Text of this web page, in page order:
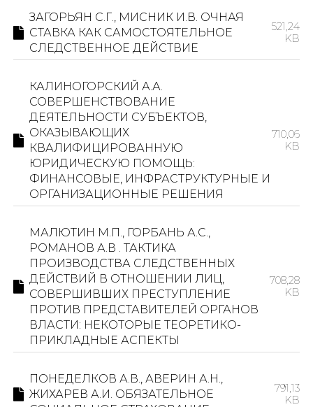
ЗАГОРЬЯН С.Г., МИСНИК И.В. ОЧНАЯ
СТАВКА КАК САМОСТОЯТЕЛЬНОЕ
СЛЕДСТВЕННОЕ ДЕЙСТВИЕ
521,24
KB
КАЛИНОГОРСКИЙ А.А.
СОВЕРШЕНСТВОВАНИЕ
ДЕЯТЕЛЬНОСТИ СУБЪЕКТОВ,
ОКАЗЫВАЮЩИХ
КВАЛИФИЦИРОВАННУЮ
ЮРИДИЧЕСКУЮ ПОМОЩЬ:
ФИНАНСОВЫЕ, ИНФРАСТРУКТУРНЫЕ И
ОРГАНИЗАЦИОННЫЕ РЕШЕНИЯ
710,06
KB
МАЛЮТИН М.П., ГОРБАНЬ А.С.,
РОМАНОВ А.В . ТАКТИКА
ПРОИЗВОДСТВА СЛЕДСТВЕННЫХ
ДЕЙСТВИЙ В ОТНОШЕНИИ ЛИЦ,
СОВЕРШИВШИХ ПРЕСТУПЛЕНИЕ
ПРОТИВ ПРЕДСТАВИТЕЛЕЙ ОРГАНОВ
ВЛАСТИ: НЕКОТОРЫЕ ТЕОРЕТИКО-
ПРИКЛАДНЫЕ АСПЕКТЫ
708,28
KB
ПОНЕДЕЛКОВ А.В., АВЕРИН А.Н.,
ЖИХАРЕВ А.И. ОБЯЗАТЕЛЬНОЕ
791,13
KB